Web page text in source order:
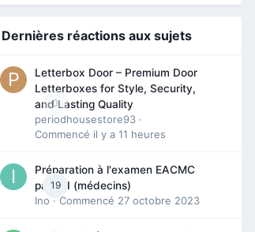
Dernières réactions aux sujets
0
Letterbox Door – Premium Door
Letterboxes for Style, Security,
and Lasting Quality
periodhousestore93 ·
Commencé il y a 11 heures
19
Préparation à l'examen EACMC
partie I (médecins)
Ino · Commencé 27 octobre 2023